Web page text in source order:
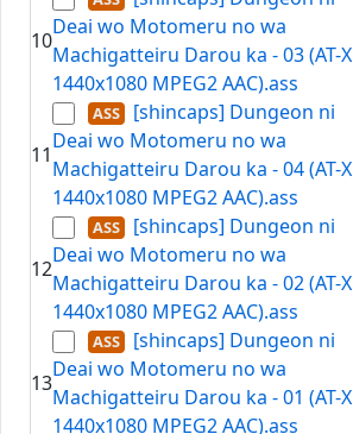
10
Deai wo Motomeru no wa
Machigatteiru Darou ka - 03 (AT-X
1440x1080 MPEG2 AAC).ass
11
[shincaps] Dungeon ni
Deai wo Motomeru no wa
Machigatteiru Darou ka - 04 (AT-X
1440x1080 MPEG2 AAC).ass
12
[shincaps] Dungeon ni
Deai wo Motomeru no wa
Machigatteiru Darou ka - 02 (AT-X
1440x1080 MPEG2 AAC).ass
13
[shincaps] Dungeon ni
Deai wo Motomeru no wa
Machigatteiru Darou ka - 01 (AT-X
1440x1080 MPEG2 AAC).ass